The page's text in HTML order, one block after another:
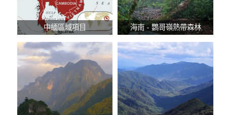
中緬區域項目 海南 - 鸚哥嶺熱帶森林